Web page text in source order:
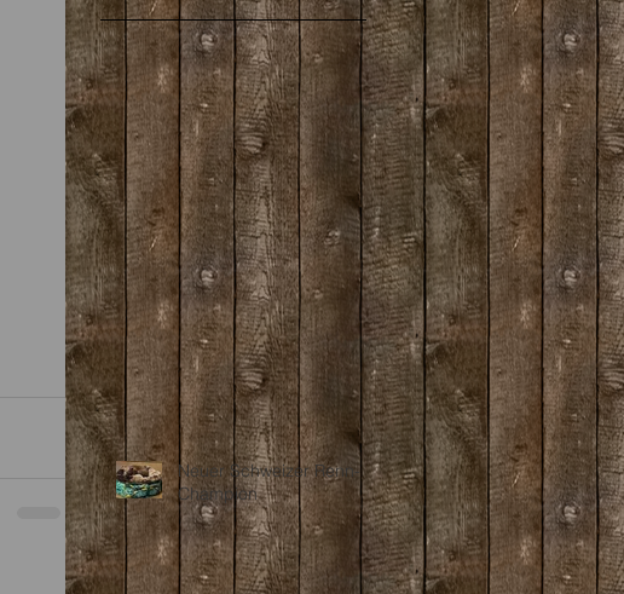
Neuer Schweizer Renn-
Champion